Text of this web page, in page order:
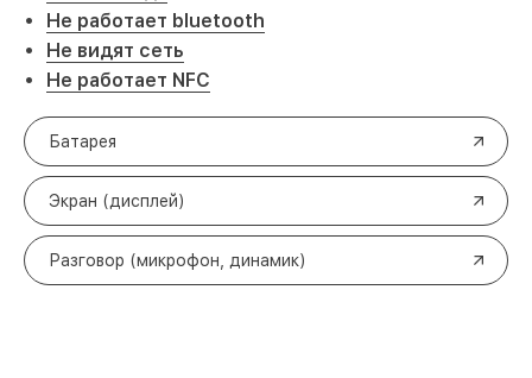
Не работает bluetooth
Не видят сеть
Не работает NFC
Батарея
Экран (дисплей)
Разговор (микрофон, динамик)